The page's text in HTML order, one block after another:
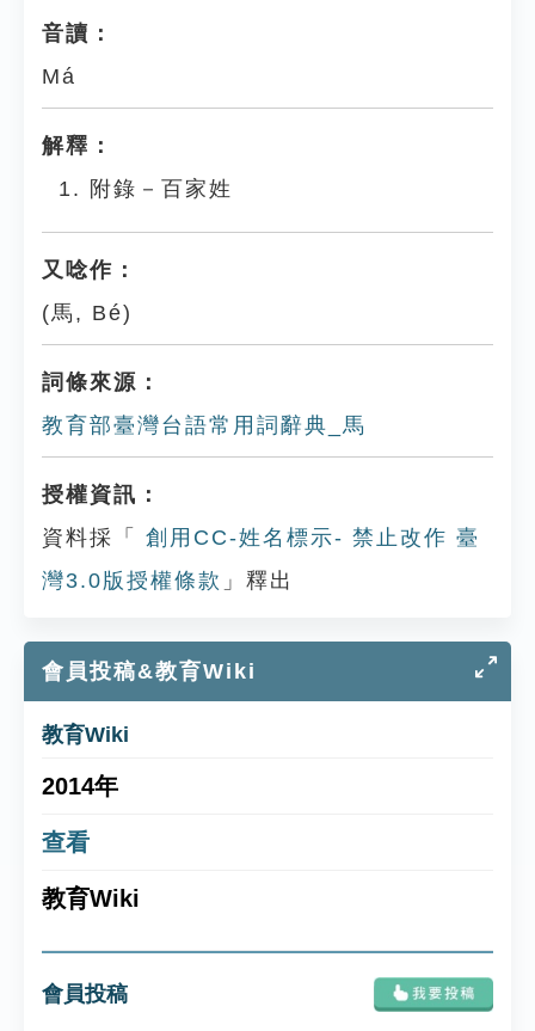
音讀：
Má
解釋：
附錄－百家姓
又唸作：
(馬, Bé)
詞條來源：
教育部臺灣台語常用詞辭典_馬
授權資訊：
資料採「
創用CC-姓名標示- 禁止改作 臺
灣3.0版授權條款 」釋出
會員投稿&教育Wiki
教育Wiki
2014年
查看
教育Wiki
會員投稿